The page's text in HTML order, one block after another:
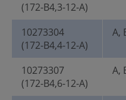
(172-B4,3-12-A)
10273304
(172-B4,4-12-A)
A,
10273307
(172-B4,6-12-A)
A,